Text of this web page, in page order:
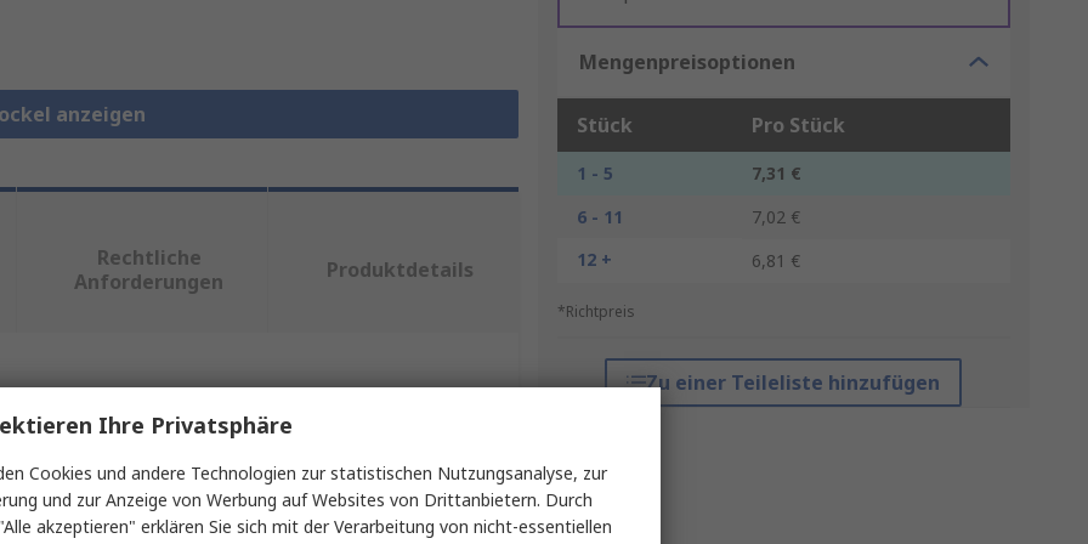
anzeigen
Mengenpreisoptionen
Stück Pro Stück
1 - 5
7,31 €
6 - 11
7,02 €
12 +
6,81 €
*Richtpreis
Zu einer Teileliste hinzufügen
Rechtliche
Anforderungen
Produktdetails
oder mehrere Eigenschaften auswählen.
Schneider Electric
Ihre Privatsphäre
Cookies und andere Technologien zur statistischen Nutzungsanalyse, zur
und zur Anzeige von Werbung auf Websites von Drittanbietern. Durch
akzeptieren" erklären Sie sich mit der Verarbeitung von nicht-essentiellen